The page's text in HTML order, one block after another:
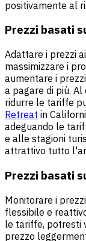
positivamente al
Prezzi basati
Adattare i prezzi
massimizzare i
aumentare i
a pagare di più. Al
ridurre le tariffe
Retreat in
adeguando le
e alle stagioni
attrattivo tutto
Prezzi basati
Monitorare i
flessibile e
le tariffe, potresti
prezzo